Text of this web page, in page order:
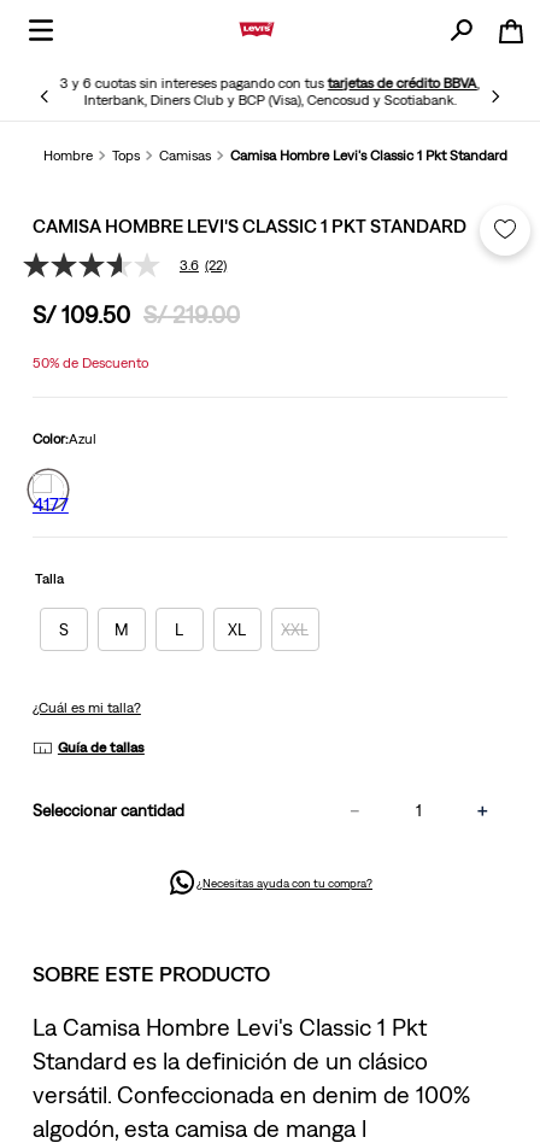
3 y 6 cuotas sin intereses pagando con tustarjetas de crédito BBVA,
Interbank, Diners Club y BCP (Visa), Cencosud y Scotiabank.
Hombre Tops Camisas Camisa Hombre Levi's Classic 1 Pkt Standard
CAMISA HOMBRE LEVI'S CLASSIC 1 PKT STANDARD
3.6
5
medio
Read
22
Reviews.
Enlace
en
3.6 (22)
S/ 109.50 S/ 219.00
50%de Descuento
Color:Azul
Talla
S M L XL XXL
¿Cuál es mi talla?
Guía de tallas
cantidad ＋
－
¿Necesitas ayuda con tu compra?
SOBRE ESTE PRODUCTO
La Camisa Hombre Levi's Classic 1 Pkt
Standard es la definición de un clásico
versátil. Confeccionada en denim de 100%
algodón, esta camisa de manga l